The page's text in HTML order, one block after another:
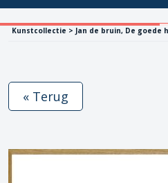
Kunstcollectie > Jan de bruin, De goede
« Terug